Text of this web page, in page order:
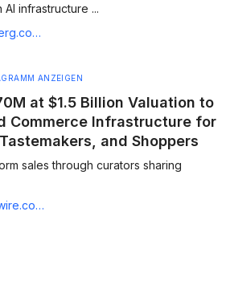
infrastructure ...
seeking-a-commission
ANZEIGEN
at $1.5 Billion Valuation to
Commerce Infrastructure for
and Shoppers
sales through curators sharing
tastemakers-and-shoppers-302590802.html